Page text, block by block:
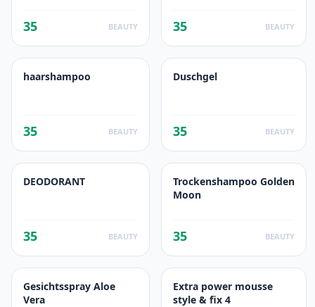
35 BEAUTY 35 BEAUTY
haarshampoo
35 BEAUTY
Duschgel
35 BEAUTY
DEODORANT
35 BEAUTY
Trockenshampoo Golden
Moon
35 BEAUTY
Gesichtsspray Aloe
Vera
Extra power mousse
style & fix 4